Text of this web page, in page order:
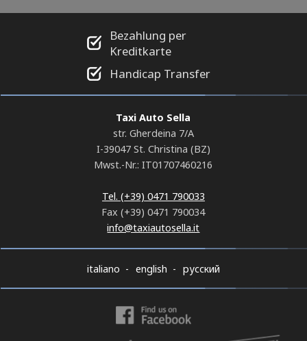
Bezahlung per
Kreditkarte
Handicap Transfer
Taxi Auto Sella
str. Gherdeina 7/A
I-39047 St. Christina (BZ)
Mwst.-Nr.: IT01707460216
Tel. (+39) 0471 790033
Fax (+39) 0471 790034
info@taxiautosella.it
italiano english русский